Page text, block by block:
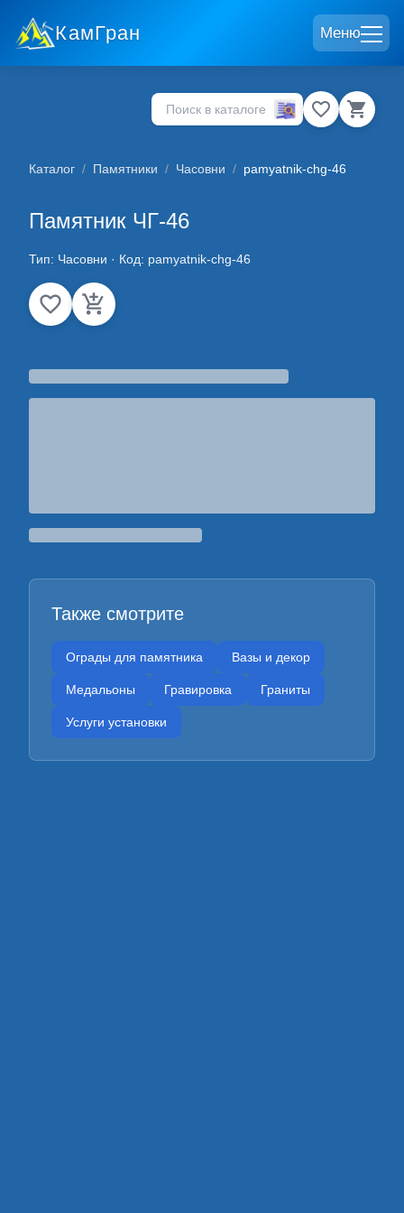
КамГран Меню
Каталог / Памятники / Часовни / pamyatnik-chg-46
Памятник ЧГ-46
Тип: Часовни · Код: pamyatnik-chg-46
Также смотрите
Ограды для памятника Вазы и декор
Медальоны Гравировка Граниты
Услуги установки